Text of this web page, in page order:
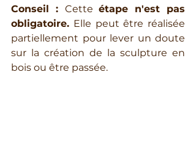
Conseil : Cette étape n'est pas
obligatoire. Elle peut être réalisée
partiellement pour lever un doute
sur la création de la sculpture en
bois ou être passée.